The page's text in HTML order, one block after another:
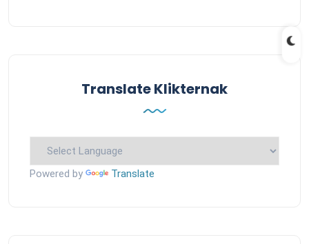
Translate Klikternak
Powered by Translate